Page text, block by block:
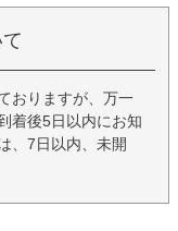
おりますが、万一
着後5日以内にお知
、7日以内、未開